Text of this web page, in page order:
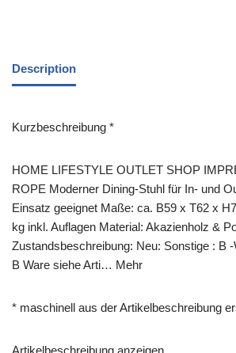
Description
Kurzbeschreibung *
HOME LIFESTYLE OUTLET SHOP
ROPE Moderner Dining-Stuhl für In- und
Einsatz geeignet Maße: ca. B59 x T62 x
kg inkl. Auflagen Material: Akazienholz &
Zustandsbeschreibung: Neu: Sonstige : B
B Ware siehe Arti… Mehr
* maschinell aus der Artikelbeschreibung